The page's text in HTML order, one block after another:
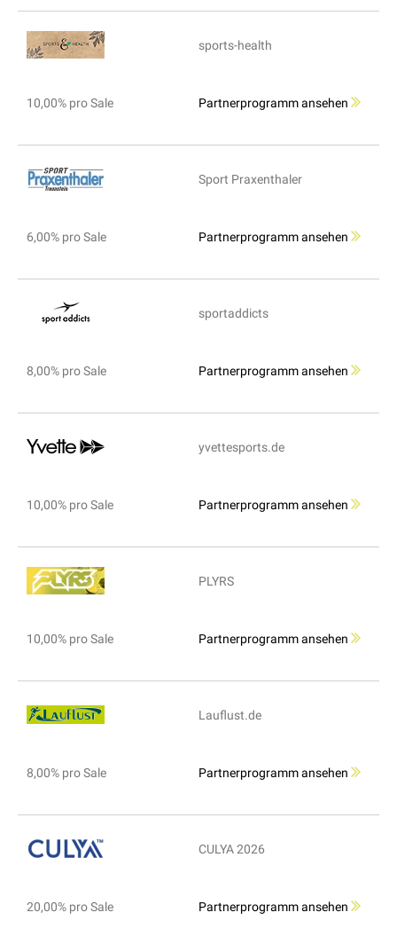
sports-health
10,00% pro Sale Partnerprogramm ansehen
Sport Praxenthaler
6,00% pro Sale Partnerprogramm ansehen
sportaddicts
8,00% pro Sale Partnerprogramm ansehen
yvettesports.de
10,00% pro Sale Partnerprogramm ansehen
PLYRS
10,00% pro Sale Partnerprogramm ansehen
Lauflust.de
8,00% pro Sale Partnerprogramm ansehen
CULYA 2026
20,00% pro Sale Partnerprogramm ansehen